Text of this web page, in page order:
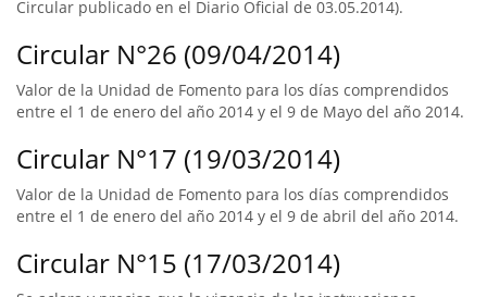
Circular publicado en el Diario Oficial de 03.05.2014).
Circular N°26 (09/04/2014)
Valor de la Unidad de Fomento para los días comprendidos
entre el 1 de enero del año 2014 y el 9 de Mayo del año 2014.
Circular N°17 (19/03/2014)
Valor de la Unidad de Fomento para los días comprendidos
entre el 1 de enero del año 2014 y el 9 de abril del año 2014.
Circular N°15 (17/03/2014)